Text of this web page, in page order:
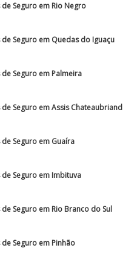
Seguro em Rio Negro
Seguro em Quedas do Iguaçu
Seguro em Palmeira
Seguro em Assis Chateaubriand
Seguro em Guaíra
Seguro em Imbituva
Seguro em Rio Branco do Sul
Seguro em Pinhão